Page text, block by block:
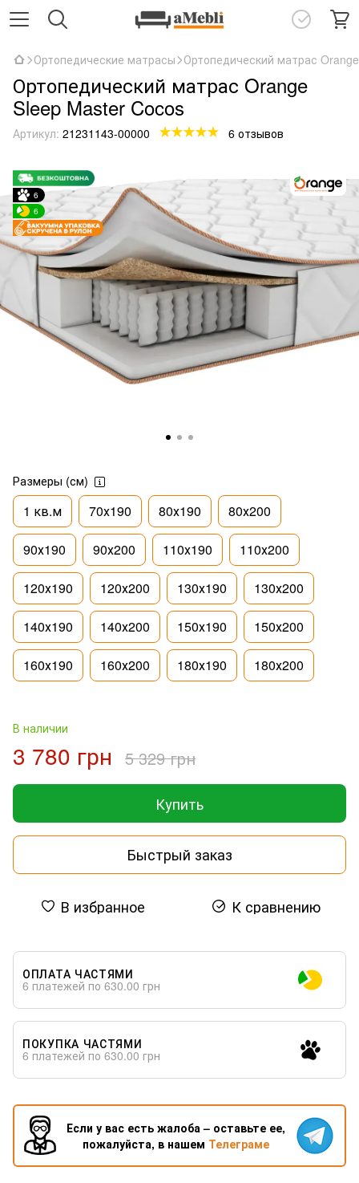
Ортопедические матрасы Ортопедический матрас
Ортопедический матрас Orange
Sleep Master Cocos
Артикул: 21231143-00000 6 отзывов
6
6
Размеры (см)
1 кв.м 70х190 80х190 80х200
90х190 90х200 110х190 110х200
120х190 120х200 130х190 130х200
140х190 140х200 150х190 150х200
160х190 160х200 180х190 180х200
В наличии
3 780 грн 5 329 грн
Купить
Быстрый заказ
В избранное К сравнению
ОПЛАТА ЧАСТЯМИ
6 платежей по 630.00 грн
ПОКУПКА ЧАСТЯМИ
6 платежей по 630.00 грн
Если у вас есть жалоба – оставьте ее,
пожалуйста, в нашем Телеграме